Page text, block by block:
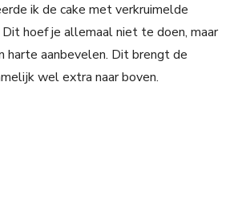
ik de cake met verkruimelde
hoef je allemaal niet te doen, maar
harte aanbevelen. Dit brengt de
wel extra naar boven.